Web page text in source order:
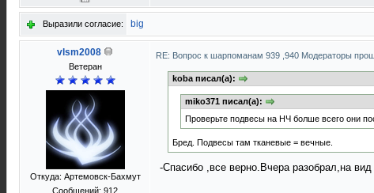
Выразили согласие: big
vlsm2008
Ветеран
Откуда: Артемовск-Бахмут
Сообщений: 912
RE: Вопрос к шарпоманам 939 ,940 Модераторы
koba писал(а):
miko371 писал(а):
Проверьте подвесы на НЧ болше всего они
Бред. Подвесы там тканевые = вечные.
-Спасибо ,все верно.Вчера разобрал,на